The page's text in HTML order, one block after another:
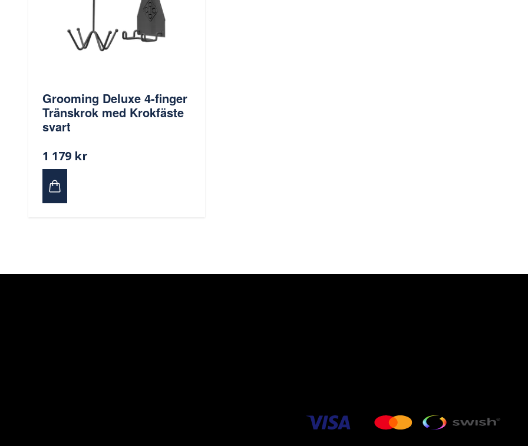
Grooming Deluxe 4-finger
Tränskrok med Krokfäste
svart
1 179 kr